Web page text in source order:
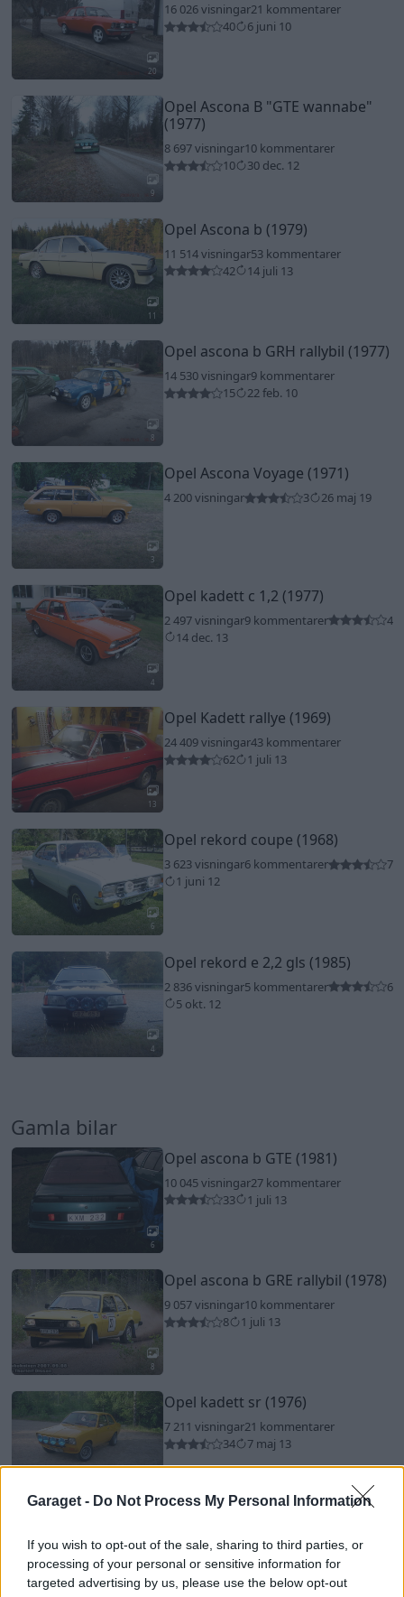
Garaget - Do Not Process My Personal Information
If you wish to opt-out of the sale, sharing to third parties, or
processing of your personal or sensitive information for
targeted advertising by us, please use the below opt-out
20
16 026 visningar21 kommentarer
40
6 juni 10
9
Opel Ascona B "GTE wannabe"
(1977)
8 697 visningar10 kommentarer
10
30 dec. 12
11
Opel Ascona b (1979)
11 514 visningar53 kommentarer
42
14 juli 13
8
Opel ascona b GRH rallybil (1977)
14 530 visningar9 kommentarer
15
22 feb. 10
3
Opel Ascona Voyage (1971)
4 200 visningar 3 26 maj 19
4
Opel kadett c 1,2 (1977)
2 497 visningar9 kommentarer
4
14 dec. 13
13
Opel Kadett rallye (1969)
24 409 visningar43 kommentarer
62
1 juli 13
6
Opel rekord coupe (1968)
3 623 visningar6 kommentarer
7
1 juni 12
4
Opel rekord e 2,2 gls (1985)
2 836 visningar5 kommentarer
6
5 okt. 12
Gamla bilar
6
Opel ascona b GTE (1981)
10 045 visningar27 kommentarer
33
1 juli 13
8
Opel ascona b GRE rallybil (1978)
9 057 visningar10 kommentarer
8
1 juli 13
Opel kadett sr (1976)
7 211 visningar21 kommentarer
34
7 maj 13